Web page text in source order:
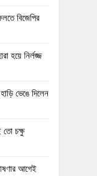
বিজেপির
হয়ে নির্লজ্জ
ভেঙে দিলেন
তো চক্ষু
আগেই